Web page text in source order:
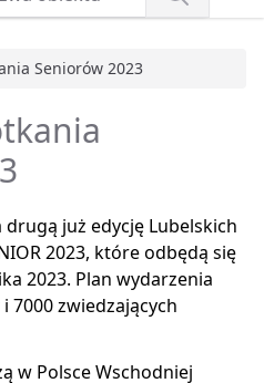
Seniorów 2023
już edycję Lubelskich
2023, które odbędą się
2023. Plan wydarzenia
7000 zwiedzających
w Polsce Wschodniej